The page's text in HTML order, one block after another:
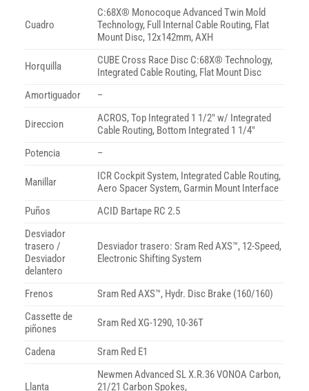
Cuadro
C:68X® Monocoque Advanced Twin Mold
Technology, Full Internal Cable Routing, Flat
Mount Disc, 12x142mm, AXH
Horquilla
CUBE Cross Race Disc C:68X® Technology,
Integrated Cable Routing, Flat Mount Disc
Amortiguador
–
Direccion
ACROS, Top Integrated 1 1/2″ w/ Integrated
Cable Routing, Bottom Integrated 1 1/4″
Potencia
–
Manillar
ICR Cockpit System, Integrated Cable Routing,
Aero Spacer System, Garmin Mount Interface
Puños
ACID Bartape RC 2.5
Desviador
trasero /
Desviador
delantero
Desviador trasero: Sram Red AXS™, 12-Speed,
Electronic Shifting System
Frenos
Sram Red AXS™, Hydr. Disc Brake (160/160)
Cassette de
piñones
Sram Red XG-1290, 10-36T
Cadena Sram Red E1
Llanta
Newmen Advanced SL X.R.36 VONOA Carbon,
21/21 Carbon Spokes,